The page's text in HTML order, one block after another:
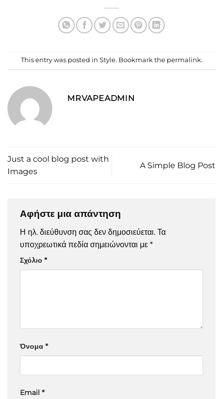
This entry was posted in Style. Bookmark the permalink.
MRVAPEADMIN
Just a cool blog post with
Images
A Simple Blog Post
Αφήστε μια απάντηση
Η ηλ. διεύθυνση σας δεν δημοσιεύεται. Τα
υποχρεωτικά πεδία σημειώνονται με *
Σχόλιο *
Όνομα *
Email *